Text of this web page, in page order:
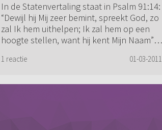
In de Statenvertaling staat in Psalm 91:14:
“Dewijl hij Mij zeer bemint, spreekt God, zo
zal Ik hem uithelpen; Ik zal hem op een
hoogte stellen, want hij kent Mijn Naam”.
1 reactie 01-03-2011